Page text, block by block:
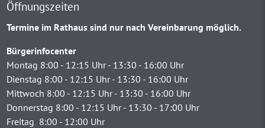
Öffnungszeiten
Termine im Rathaus sind nur nach Vereinbarung möglich.
Bürgerinfocenter
Montag 8:00 - 12:15 Uhr - 13:30 - 16:00 Uhr
Dienstag 8:00 - 12:15 Uhr - 13:30 - 16:00 Uhr
Mittwoch 8:00 - 12:15 Uhr - 13:30 - 16:00 Uhr
Donnerstag 8:00 - 12:15 Uhr - 13:30 - 17:00 Uhr
Freitag 8:00 - 12:00 Uhr